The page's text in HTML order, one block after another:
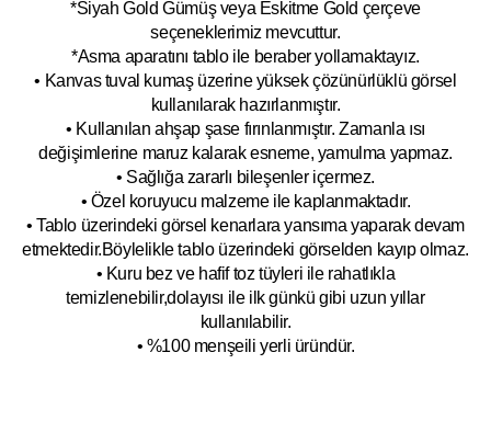
*Siyah Gold Gümüş veya Eskitme Gold çerçeve
seçeneklerimiz mevcuttur.
*Asma aparatını tablo ile beraber yollamaktayız.
• Kanvas tuval kumaş üzerine yüksek çözünürlüklü görsel
kullanılarak hazırlanmıştır.
• Kullanılan ahşap şase fırınlanmıştır. Zamanla ısı
değişimlerine maruz kalarak esneme, yamulma yapmaz.
• Sağlığa zararlı bileşenler içermez.
• Özel koruyucu malzeme ile kaplanmaktadır.
• Tablo üzerindeki görsel kenarlara yansıma yaparak devam
etmektedir.Böylelikle tablo üzerindeki görselden kayıp olmaz.
• Kuru bez ve hafif toz tüyleri ile rahatlıkla
temizlenebilir,dolayısı ile ilkgünkü gibi uzun yıllar
kullanılabilir.
• %100 menşeili yerli üründür.